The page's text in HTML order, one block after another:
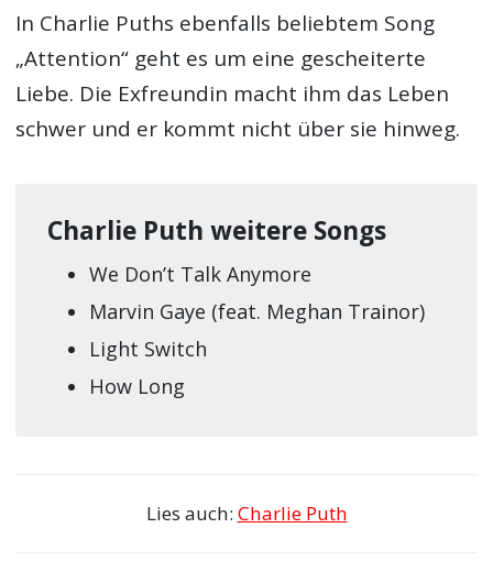
In Charlie Puths ebenfalls beliebtem Song
„Attention“ geht es um eine gescheiterte
Liebe. Die Exfreundin macht ihm das Leben
schwer und er kommt nicht über sie hinweg.
Charlie Puth weitere Songs
We Don’t Talk Anymore
Marvin Gaye (feat. Meghan Trainor)
Light Switch
How Long
Lies auch: Charlie Puth